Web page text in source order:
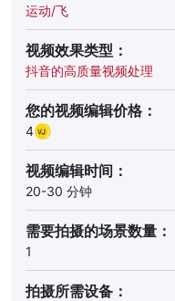
运动/飞
视频效果类型：
抖音的高质量视频处理
您的视频编辑价格：
4
视频编辑时间：
20-30 分钟
需要拍摄的场景数量：
1
拍摄所需设备：